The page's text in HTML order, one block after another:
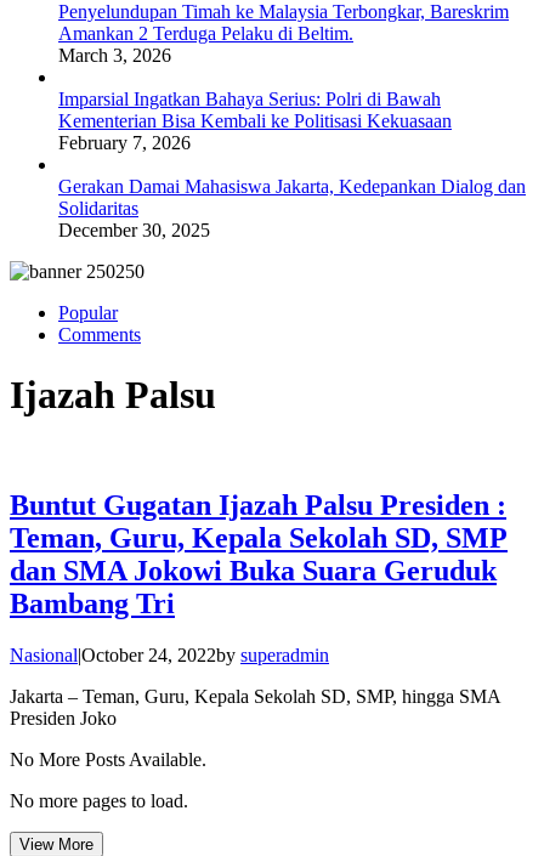
Penyelundupan Timah ke Malaysia Terbongkar, Bareskrim
Amankan 2 Terduga Pelaku di Beltim.
March 3, 2026
Imparsial Ingatkan Bahaya Serius: Polri di Bawah
Kementerian Bisa Kembali ke Politisasi Kekuasaan
February 7, 2026
Gerakan Damai Mahasiswa Jakarta, Kedepankan Dialog dan
Solidaritas
December 30, 2025
Popular
Comments
Ijazah Palsu
Buntut Gugatan Ijazah Palsu Presiden :
Teman, Guru, Kepala Sekolah SD, SMP
dan SMA Jokowi Buka Suara Geruduk
Bambang Tri
Nasional|October 24, 2022by superadmin
Jakarta – Teman, Guru, Kepala Sekolah SD, SMP, hingga SMA
Presiden Joko
No More Posts Available.
No more pages to load.
View More